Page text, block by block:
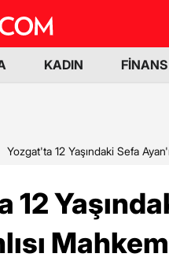
KADIN FİNANS
Yozgat'ta 12 Yaşındaki Sefa
12